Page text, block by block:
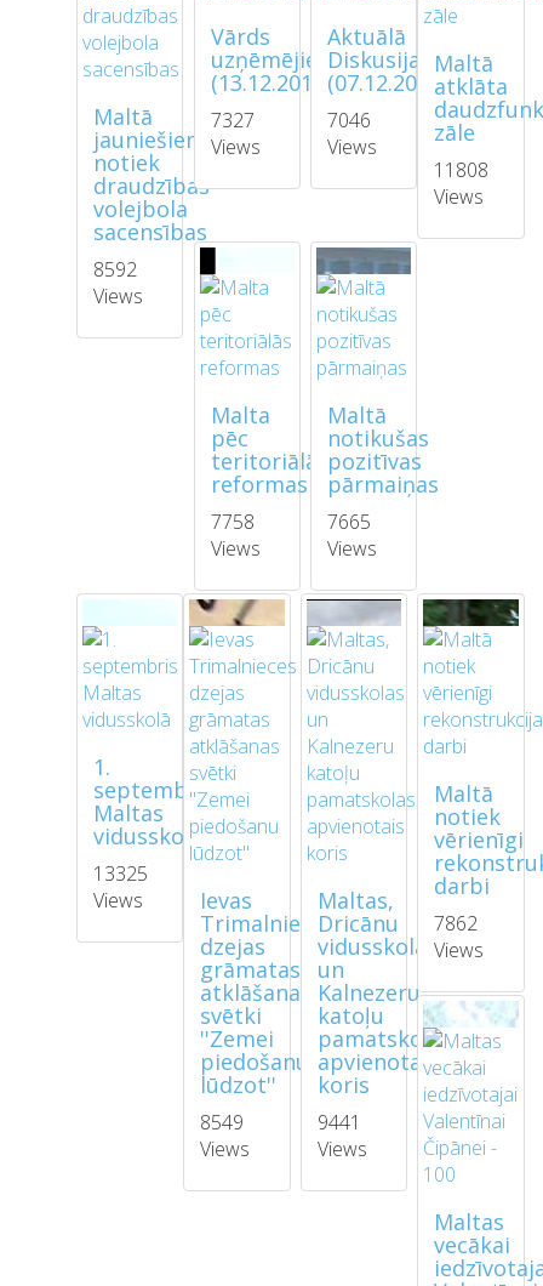
Maltā
jauniešiem
notiek
draudzības
volejbola
sacensības
8592
Views
Vārds
uzņēmējiem
(13.12.2015)
7327
Views
Aktuālā
Diskusija
(07.12.2015)
7046
Views
Maltā
atklāta
zāle
11808
Views
Malta
pēc
teritoriālās
reformas
7758
Views
Maltā
notikušas
pozitīvas
pārmaiņas
7665
Views
1.
septembris
Maltas
vidusskolā
13325
Views
Ievas
Trimalnieces
dzejas
grāmatas
atklāšanas
svētki
''Zemei
piedošanu
lūdzot''
8549
Views
Maltas,
Dricānu
vidusskolas
un
Kalnezeru
katoļu
pamatskolas
apvienotais
koris
9441
Views
Maltā
notiek
vērienīgi
darbi
7862
Views
Maltas
vecākai